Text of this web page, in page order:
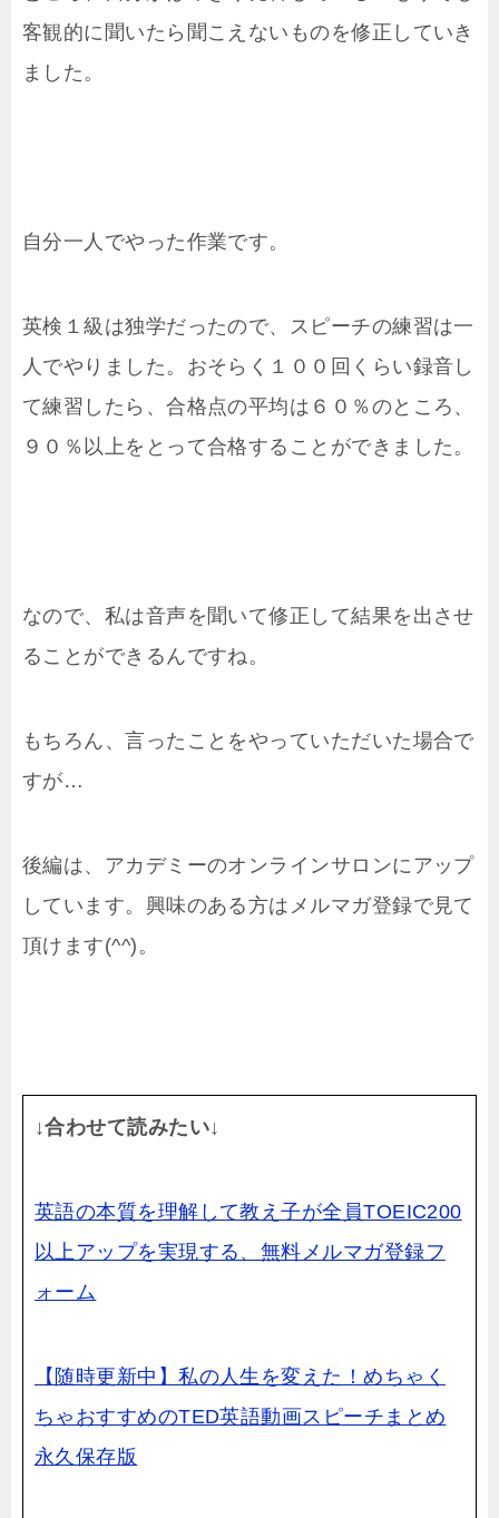
客観的に聞いたら聞こえないものを修正していき
ました。
自分一人でやった作業です。
英検１級は独学だったので、スピーチの練習は一
人でやりました。おそらく１００回くらい録音し
て練習したら、合格点の平均は６０％のところ、
９０％以上をとって合格することができました。
なので、私は音声を聞いて修正して結果を出させ
ることができるんですね。
もちろん、言ったことをやっていただいた場合で
すが…
後編は、アカデミーのオンラインサロンにアップ
しています。興味のある方はメルマガ登録で見て
頂けます(^^)。
↓合わせて読みたい↓
英語の本質を理解して教え子が全員TOEIC200
以上アップを実現する、無料メルマガ登録フ
ォーム
【随時更新中】私の人生を変えた！めちゃく
ちゃおすすめのTED英語動画スピーチまとめ
永久保存版